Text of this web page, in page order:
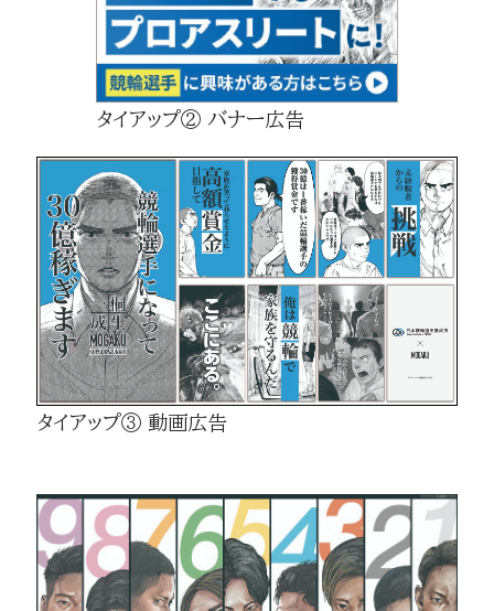
タイアップ② バナー広告
タイアップ③ 動画広告